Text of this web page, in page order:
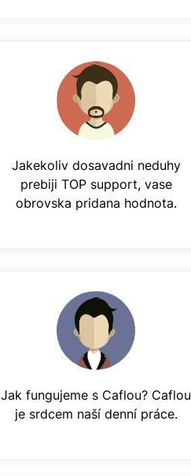
Jakekoliv dosavadni neduhy
prebiji TOP support, vase
obrovska pridana hodnota.
Jak fungujeme s Caflou? Caflou
je srdcem naší denní práce.